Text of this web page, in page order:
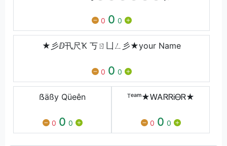
0 0 0
★彡ⅅ卂尺Ҡ 丂ㄖ凵ㄥ彡★your Name
0 0 0
ẞäßy Qüeên
0 0 0
ᵀᵉᵃᵐ★ᎳᎪᏒᏒᎥᎾᏒ★
0 0 0